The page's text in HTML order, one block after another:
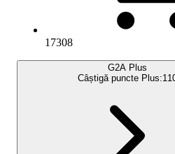
17308
G2A Plus
Câștigă puncte Plus: